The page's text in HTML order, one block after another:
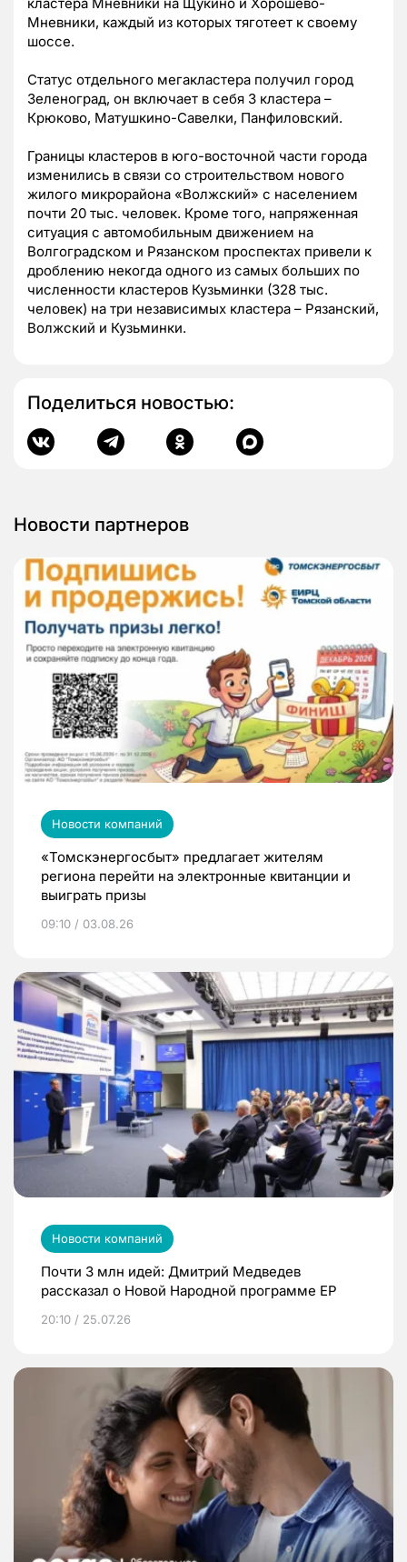
кластера Мневники на Щукино и Хорошево-
Мневники, каждый из которых тяготеет к своему
шоссе.
Статус отдельного мегакластера получил город
Зеленоград, он включает в себя 3 кластера –
Крюково, Матушкино-Савелки, Панфиловский.
Границы кластеров в юго-восточной части города
изменились в связи со строительством нового
жилого микрорайона «Волжский» с населением
почти 20 тыс. человек. Кроме того, напряженная
ситуация с автомобильным движением на
Волгоградском и Рязанском проспектах привели к
дроблению некогда одного из самых больших по
численности кластеров Кузьминки (328 тыс.
человек) на три независимых кластера – Рязанский,
Волжский и Кузьминки.
Поделиться новостью:
Новости партнеров
Новости компаний
«Томскэнергосбыт» предлагает жителям
региона перейти на электронные квитанции и
выиграть призы
09:10 / 03.08.26
Новости компаний
Почти 3 млн идей: Дмитрий Медведев
рассказал о Новой Народной программе ЕР
20:10 / 25.07.26